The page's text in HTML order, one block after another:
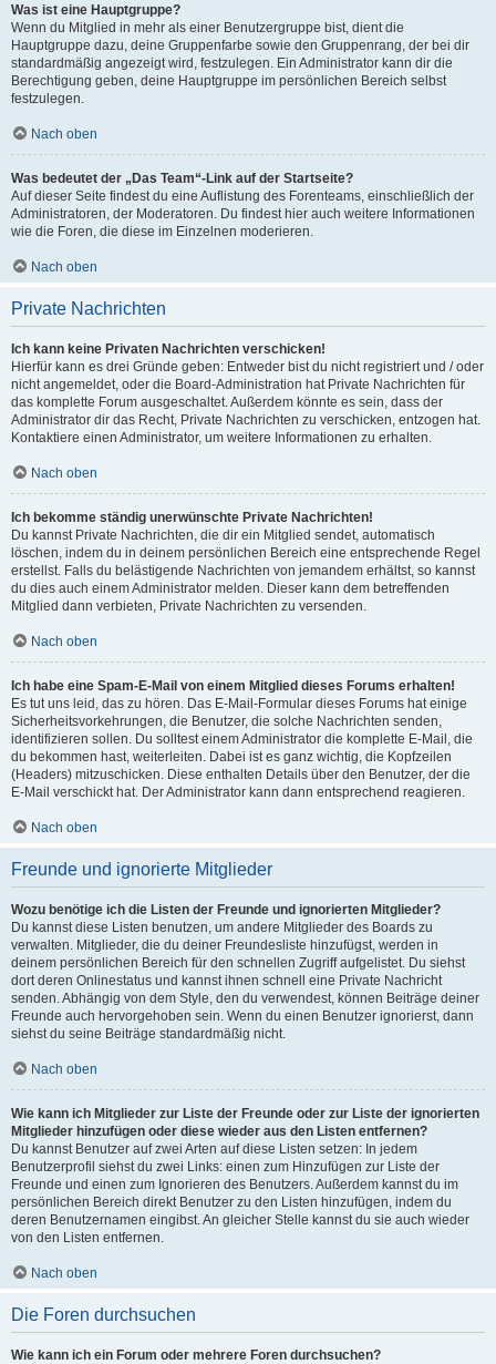
Was ist eine Hauptgruppe?
Wenn du Mitglied in mehr als einer Benutzergruppe bist, dient die
Hauptgruppe dazu, deine Gruppenfarbe sowie den Gruppenrang, der bei dir
standardmäßig angezeigt wird, festzulegen. Ein Administrator kann dir die
Berechtigung geben, deine Hauptgruppe im persönlichen Bereich selbst
festzulegen.
Nach oben
Was bedeutet der „Das Team“-Link auf der Startseite?
Auf dieser Seite findest du eine Auflistung des Forenteams, einschließlich der
Administratoren, der Moderatoren. Du findest hier auch weitere Informationen
wie die Foren, die diese im Einzelnen moderieren.
Nach oben
Private Nachrichten
Ich kann keine Privaten Nachrichten verschicken!
Hierfür kann es drei Gründe geben: Entweder bist du nicht registriert und / oder
nicht angemeldet, oder die Board-Administration hat Private Nachrichten für
das komplette Forum ausgeschaltet. Außerdem könnte es sein, dass der
Administrator dir das Recht, Private Nachrichten zu verschicken, entzogen hat.
Kontaktiere einen Administrator, um weitere Informationen zu erhalten.
Nach oben
Ich bekomme ständig unerwünschte Private Nachrichten!
Du kannst Private Nachrichten, die dir ein Mitglied sendet, automatisch
löschen, indem du in deinem persönlichen Bereich eine entsprechende Regel
erstellst. Falls du belästigende Nachrichten von jemandem erhältst, so kannst
du dies auch einem Administrator melden. Dieser kann dem betreffenden
Mitglied dann verbieten, Private Nachrichten zu versenden.
Nach oben
Ich habe eine Spam-E-Mail von einem Mitglied dieses Forums erhalten!
Es tut uns leid, das zu hören. Das E-Mail-Formular dieses Forums hat einige
Sicherheitsvorkehrungen, die Benutzer, die solche Nachrichten senden,
identifizieren sollen. Du solltest einem Administrator die komplette E-Mail, die
du bekommen hast, weiterleiten. Dabei ist es ganz wichtig, die Kopfzeilen
(Headers) mitzuschicken. Diese enthalten Details über den Benutzer, der die
E-Mail verschickt hat. Der Administrator kann dann entsprechend reagieren.
Nach oben
Freunde und ignorierte Mitglieder
Wozu benötige ich die Listen der Freunde und ignorierten Mitglieder?
Du kannst diese Listen benutzen, um andere Mitglieder des Boards zu
verwalten. Mitglieder, die du deiner Freundesliste hinzufügst, werden in
deinem persönlichen Bereich für den schnellen Zugriff aufgelistet. Du siehst
dort deren Onlinestatus und kannst ihnen schnell eine Private Nachricht
senden. Abhängig von dem Style, den du verwendest, können Beiträge deiner
Freunde auch hervorgehoben sein. Wenn du einen Benutzer ignorierst, dann
siehst du seine Beiträge standardmäßig nicht.
Nach oben
Wie kann ich Mitglieder zur Liste der Freunde oder zur Liste der ignorierten
Mitglieder hinzufügen oder diese wieder aus den Listen entfernen?
Du kannst Benutzer auf zwei Arten auf diese Listen setzen: In jedem
Benutzerprofil siehst du zwei Links: einen zum Hinzufügen zur Liste der
Freunde und einen zum Ignorieren des Benutzers. Außerdem kannst du im
persönlichen Bereich direkt Benutzer zu den Listen hinzufügen, indem du
deren Benutzernamen eingibst. An gleicher Stelle kannst du sie auch wieder
von den Listen entfernen.
Nach oben
Die Foren durchsuchen
Wie kann ich ein Forum oder mehrere Foren durchsuchen?